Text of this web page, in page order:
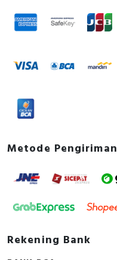
Metode Pengiriman
Rekening Bank